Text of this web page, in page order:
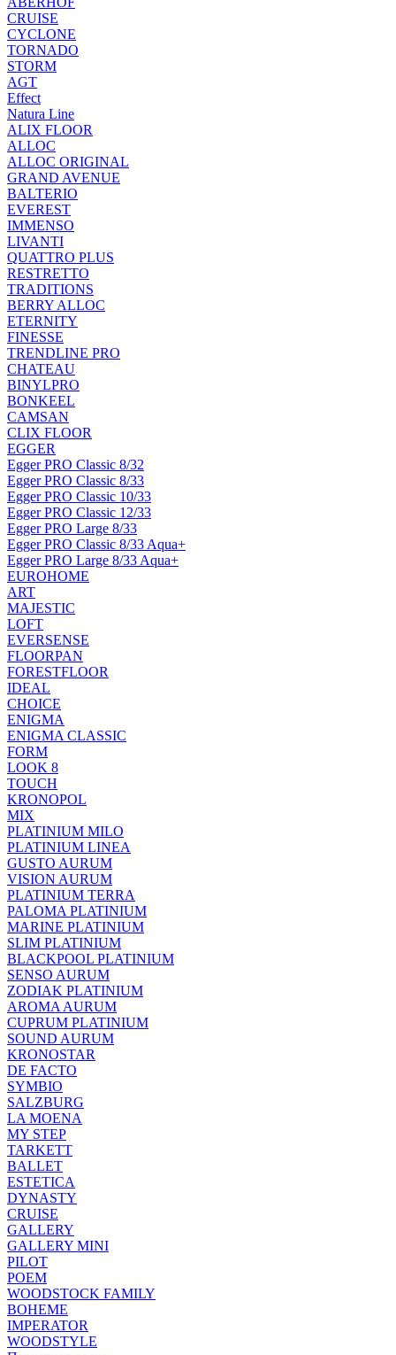
CRUISE
CYCLONE
TORNADO
STORM
AGT
Effect
Natura Line
ALIX FLOOR
ALLOC
ALLOC ORIGINAL
GRAND AVENUE
BALTERIO
EVEREST
IMMENSO
LIVANTI
QUATTRO PLUS
RESTRETTO
TRADITIONS
BERRY ALLOC
ETERNITY
FINESSE
TRENDLINE PRO
CHATEAU
BINYLPRO
BONKEEL
CAMSAN
CLIX FLOOR
EGGER
Egger PRO Classic 8/32
Egger PRO Classic 8/33
Egger PRO Classic 10/33
Egger PRO Classic 12/33
Egger PRO Large 8/33
Egger PRO Classic 8/33 Aqua+
Egger PRO Large 8/33 Aqua+
EUROHOME
ART
MAJESTIC
LOFT
EVERSENSE
FLOORPAN
FORESTFLOOR
IDEAL
CHOICE
ENIGMA
ENIGMA CLASSIC
FORM
LOOK 8
TOUCH
KRONOPOL
MIX
PLATINIUM MILO
PLATINIUM LINEA
GUSTO AURUM
VISION AURUM
PLATINIUM TERRA
PALOMA PLATINIUM
MARINE PLATINIUM
SLIM PLATINIUM
BLACKPOOL PLATINIUM
SENSO AURUM
ZODIAK PLATINIUM
AROMA AURUM
CUPRUM PLATINIUM
SOUND AURUM
KRONOSTAR
DE FACTO
SYMBIO
SALZBURG
LA MOENA
MY STEP
TARKETT
BALLET
ESTETICA
DYNASTY
CRUISE
GALLERY
GALLERY MINI
PILOT
POEM
WOODSTOCK FAMILY
BOHEME
IMPERATOR
WOODSTYLE